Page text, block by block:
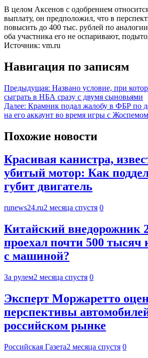
В целом Аксенов с одобрением
выплату, он предположил, что в
повысить до 400 тыс. рублей по
оба участника его не оспаривают,
Источник: vm.ru
Навигация по записям
Предыдущая: Названо условие, при
сыграть в НБА сразу с двумя сыновьями
Далее: Крамник подал жалобу в ФБР по
на его аккаунт во время игры с Жоспемом
Похожие новости
Красивая канистра,
убитый мотор: Как
губит двигатель
runews24.ru2 месяца спустя 0
Китайский внедорожник
проехал почти 500 тысяч
с машиной?
За рулем2 месяца спустя 0
Эксперт Моржаретто
перспективы
российском рынке
Российская Газета2 месяца спустя 0